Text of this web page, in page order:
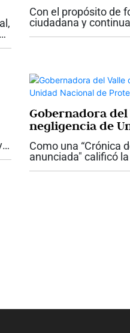
Con el propósito de
ciudadana y
Gobernadora
negligencia de
Protección
Como una “Crónica
anunciada" calificó
Dilian Francisca